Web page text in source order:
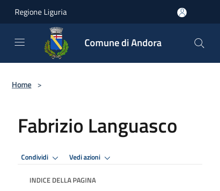
Regione Liguria
Comune di Andora
Home >
Fabrizio Languasco
Condividi Vedi azioni
INDICE DELLA PAGINA